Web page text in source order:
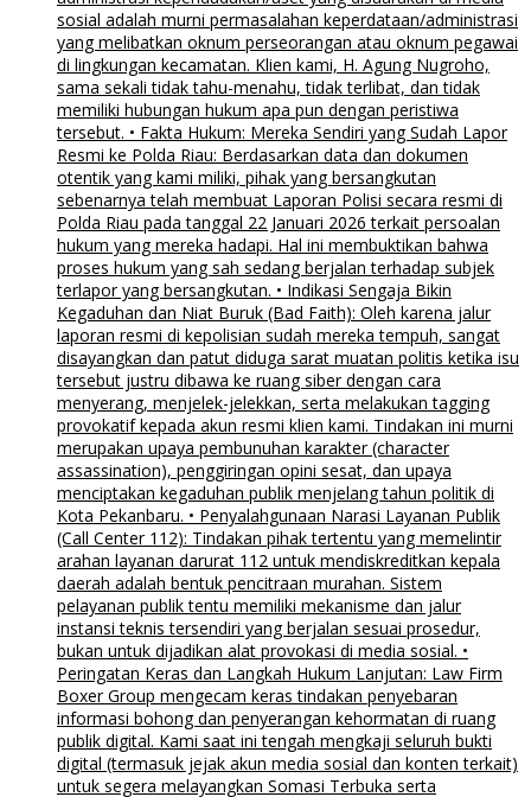
sosial adalah murni permasalahan keperdataan/administrasi
yang melibatkan oknum perseorangan atau oknum pegawai
di lingkungan kecamatan. Klien kami, H. Agung Nugroho,
sama sekali tidak tahu-menahu, tidak terlibat, dan tidak
memiliki hubungan hukum apa pun dengan peristiwa
tersebut. • Fakta Hukum: Mereka Sendiri yang Sudah Lapor
Resmi ke Polda Riau: Berdasarkan data dan dokumen
otentik yang kami miliki, pihak yang bersangkutan
sebenarnya telah membuat Laporan Polisi secara resmi di
Polda Riau pada tanggal 22 Januari 2026 terkait persoalan
hukum yang mereka hadapi. Hal ini membuktikan bahwa
proses hukum yang sah sedang berjalan terhadap subjek
terlapor yang bersangkutan. • Indikasi Sengaja Bikin
Kegaduhan dan Niat Buruk (Bad Faith): Oleh karena jalur
laporan resmi di kepolisian sudah mereka tempuh, sangat
disayangkan dan patut diduga sarat muatan politis ketika isu
tersebut justru dibawa ke ruang siber dengan cara
menyerang, menjelek-jelekkan, serta melakukan tagging
provokatif kepada akun resmi klien kami. Tindakan ini murni
merupakan upaya pembunuhan karakter (character
assassination), penggiringan opini sesat, dan upaya
menciptakan kegaduhan publik menjelang tahun politik di
Kota Pekanbaru. • Penyalahgunaan Narasi Layanan Publik
(Call Center 112): Tindakan pihak tertentu yang memelintir
arahan layanan darurat 112 untuk mendiskreditkan kepala
daerah adalah bentuk pencitraan murahan. Sistem
pelayanan publik tentu memiliki mekanisme dan jalur
instansi teknis tersendiri yang berjalan sesuai prosedur,
bukan untuk dijadikan alat provokasi di media sosial. •
Peringatan Keras dan Langkah Hukum Lanjutan: Law Firm
Boxer Group mengecam keras tindakan penyebaran
informasi bohong dan penyerangan kehormatan di ruang
publik digital. Kami saat ini tengah mengkaji seluruh bukti
digital (termasuk jejak akun media sosial dan konten terkait)
untuk segera melayangkan Somasi Terbuka serta